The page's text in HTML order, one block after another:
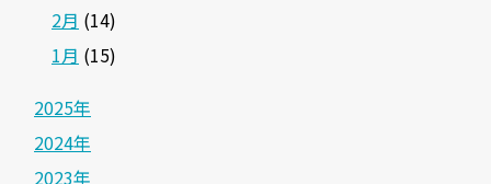
2月 (14)
1月 (15)
2025年
2024年
2023年